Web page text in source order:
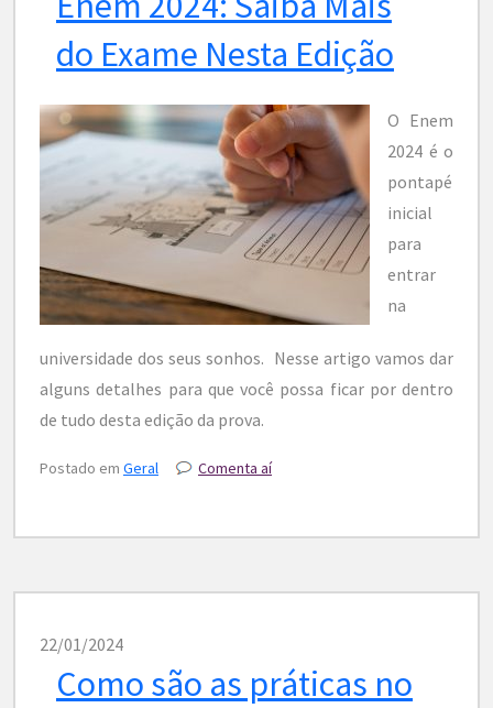
do Exame Nesta Edição
O Enem
2024 é o
pontapé
inicial
para
entrar
na
universidade dos seus sonhos. Nesse artigo vamos dar
alguns detalhes para que você possa ficar por dentro
de tudo desta edição da prova.
Postado em Geral Comenta aí
22/01/2024
Como são as práticas no